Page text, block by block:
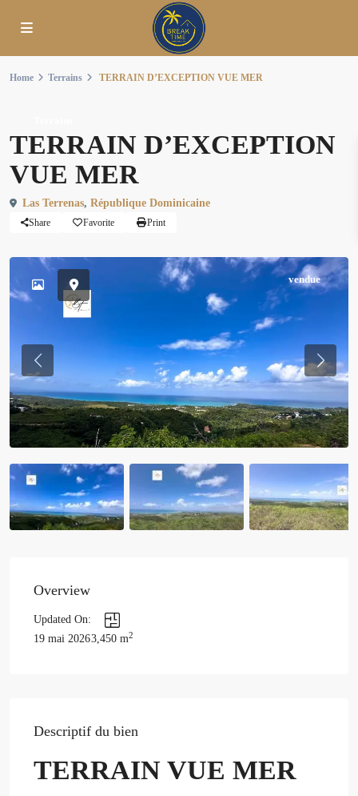
Home Terrains TERRAIN D’EXCEPTION VUE MER
TERRAIN D’EXCEPTION
VUE MER
Las Terrenas, République Dominicaine
Share Favorite Print
vendue
Previous Previous
Overview
Updated On:
19 mai 20263,450 m2
Descriptif du bien
TERRAIN VUE MER